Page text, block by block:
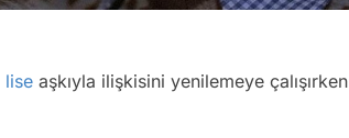
lise aşkıyla ilişkisini yenilemeye çalışırken